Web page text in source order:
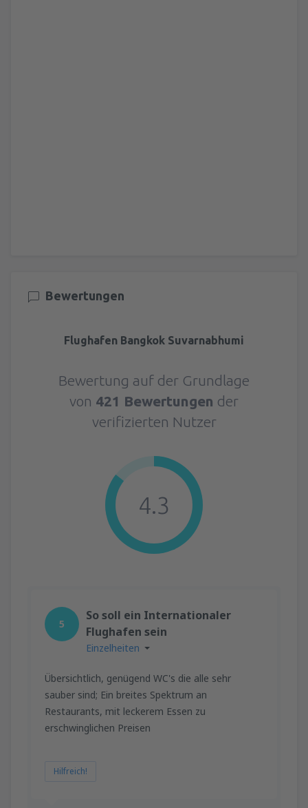
Bewertungen
Flughafen Bangkok Suvarnabhumi
Bewertung auf der Grundlage
von 421 Bewertungen der
verifizierten Nutzer
4.3
5
So soll ein Internationaler
Flughafen sein
Einzelheiten
Übersichtlich, genügend WC's die alle sehr
sauber sind; Ein breites Spektrum an
Restaurants, mit leckerem Essen zu
erschwinglichen Preisen
Hilfreich!